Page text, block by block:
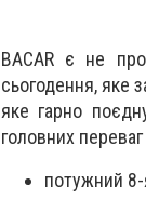
BACAR є не
сьогодення, яке
яке гарно
головних переваг
потужний